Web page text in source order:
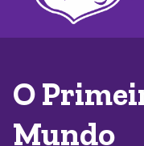
O
Mundo